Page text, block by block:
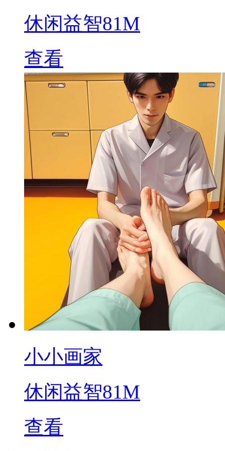
休闲益智81M
查看
小小画家
休闲益智81M
查看